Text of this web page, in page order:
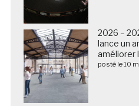
2026 –
lance un
améliorer
posté le 10